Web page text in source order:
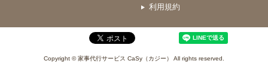
利用規約
Copyright © 家事代行サービス CaSy（カジー） All rights reserved.